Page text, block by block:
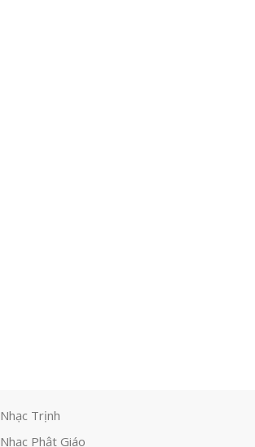
Nhạc Trịnh
Nhạc Phật Giáo